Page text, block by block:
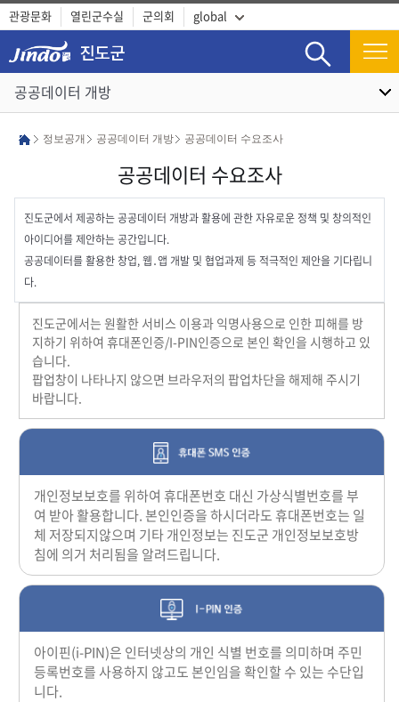
검색
관광문화 열린군수실 군의회 global
공공데이터 개방
정보공개 공공데이터 개방 공공데이터 수요조사
공공데이터 수요조사
진도군에서 제공하는 공공데이터 개방과 활용에 관한 자유로운 정책 및 창의적인
아이디어를 제안하는 공간입니다.
공공데이터를 활용한 창업, 웹․앱 개발 및 협업과제 등 적극적인 제안을 기다립니
다.
진도군에서는 원활한 서비스 이용과 익명사용으로 인한 피해를 방
지하기 위하여 휴대폰인증/I-PIN인증으로 본인 확인을 시행하고 있
습니다.
팝업창이 나타나지 않으면 브라우저의 팝업차단을 해제해 주시기
바랍니다.
개인정보보호를 위하여 휴대폰번호 대신 가상식별번호를 부
여 받아 활용합니다. 본인인증을 하시더라도 휴대폰번호는 일
체 저장되지않으며 기타 개인정보는 진도군 개인정보보호방
침에 의거 처리됨을 알려드립니다.
아이핀(i-PIN)은 인터넷상의 개인 식별 번호를 의미하며 주민
등록번호를 사용하지 않고도 본인임을 확인할 수 있는 수단입
니다.